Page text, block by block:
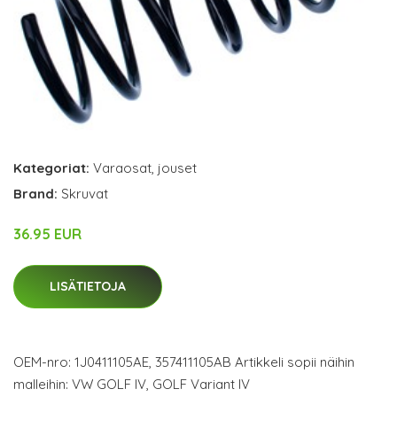
Kategoriat: Varaosat, jouset
Brand: Skruvat
36.95 EUR
LISÄTIETOJA
OEM-nro: 1J0411105AE, 357411105AB Artikkeli sopii näihin
malleihin: VW GOLF IV, GOLF Variant IV